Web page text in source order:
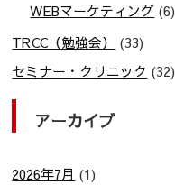
WEBマーケティング (6)
TRCC（勉強会）
(33)
セミナー・クリニック (32)
アーカイブ
2026年7月 (1)